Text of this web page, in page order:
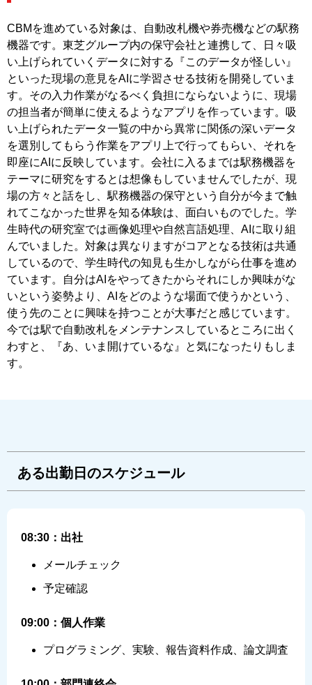
CBMを進めている対象は、自動改札機や券売機などの駅務
機器です。東芝グループ内の保守会社と連携して、日々吸
い上げられていくデータに対する『このデータが怪しい』
といった現場の意見をAIに学習させる技術を開発していま
す。その入力作業がなるべく負担にならないように、現場
の担当者が簡単に使えるようなアプリを作っています。吸
い上げられたデータ一覧の中から異常に関係の深いデータ
を選別してもらう作業をアプリ上で行ってもらい、それを
即座にAIに反映しています。会社に入るまでは駅務機器を
テーマに研究をするとは想像もしていませんでしたが、現
場の方々と話をし、駅務機器の保守という自分が今まで触
れてこなかった世界を知る体験は、面白いものでした。学
生時代の研究室では画像処理や自然言語処理、AIに取り組
んでいました。対象は異なりますがコアとなる技術は共通
しているので、学生時代の知見も生かしながら仕事を進め
ています。自分はAIをやってきたからそれにしか興味がな
いという姿勢より、AIをどのような場面で使うかという、
使う先のことに興味を持つことが大事だと感じています。
今では駅で自動改札をメンテナンスしているところに出く
わすと、『あ、いま開けているな』と気になったりもしま
す。
ある出勤日のスケジュール
08:30：出社
メールチェック
予定確認
09:00：個人作業
プログラミング、実験、報告資料作成、論文調査